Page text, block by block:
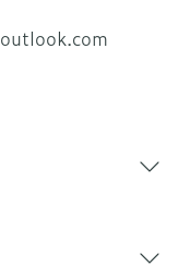
outlook.com